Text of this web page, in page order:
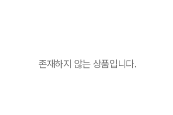
존재하지 않는 상품입니다.